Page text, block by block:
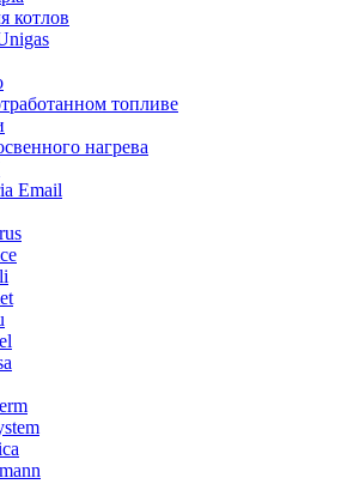
котлов
топливе
нагрева
Email